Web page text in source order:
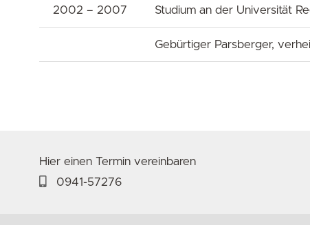
2002 – 2007 Studium an der Universität
Gebürtiger Parsberger,
Hier einen Termin vereinbaren
0941-57276